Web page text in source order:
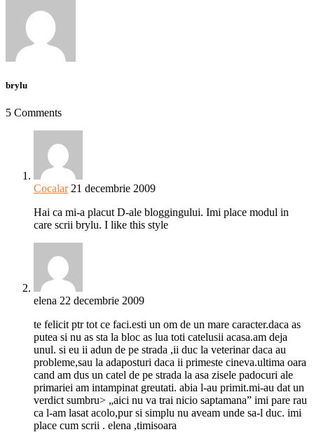
brylu
5 Comments
Cocalar 21 decembrie 2009
Hai ca mi-a placut D-ale bloggingului. Imi place modul in
care scrii brylu. I like this style
elena 22 decembrie 2009
te felicit ptr tot ce faci.esti un om de un mare caracter.daca as
putea si nu as sta la bloc as lua toti catelusii acasa.am deja
unul. si eu ii adun de pe strada ,ii duc la veterinar daca au
probleme,sau la adaposturi daca ii primeste cineva.ultima oara
cand am dus un catel de pe strada la asa zisele padocuri ale
primariei am intampinat greutati. abia l-au primit.mi-au dat un
verdict sumbru> „aici nu va trai nicio saptamana” imi pare rau
ca l-am lasat acolo,pur si simplu nu aveam unde sa-l duc. imi
place cum scrii . elena ,timisoara